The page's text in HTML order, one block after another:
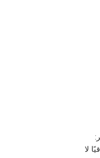
لا